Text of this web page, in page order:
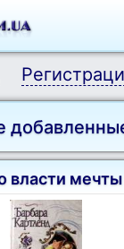
власти мечты